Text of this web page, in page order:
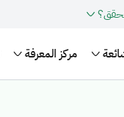
مركز المعرفة